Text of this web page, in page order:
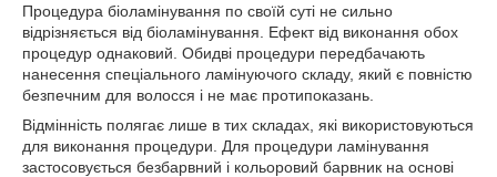
Процедура біоламінування по своїй суті не сильно
відрізняється від біоламінування. Ефект від виконання обох
процедур однаковий. Обидві процедури передбачають
нанесення спеціального ламінуючого складу, який є повністю
безпечним для волосся і не має протипоказань.
Відмінність полягає лише в тих складах, які використовуються
для виконання процедури. Для процедури ламінування
застосовується безбарвний і кольоровий барвник на основі